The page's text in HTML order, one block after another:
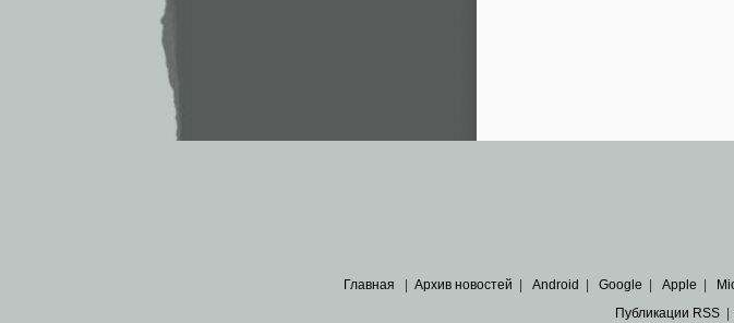
Главная Архив новостей Android Google Apple
Публикации RSS|